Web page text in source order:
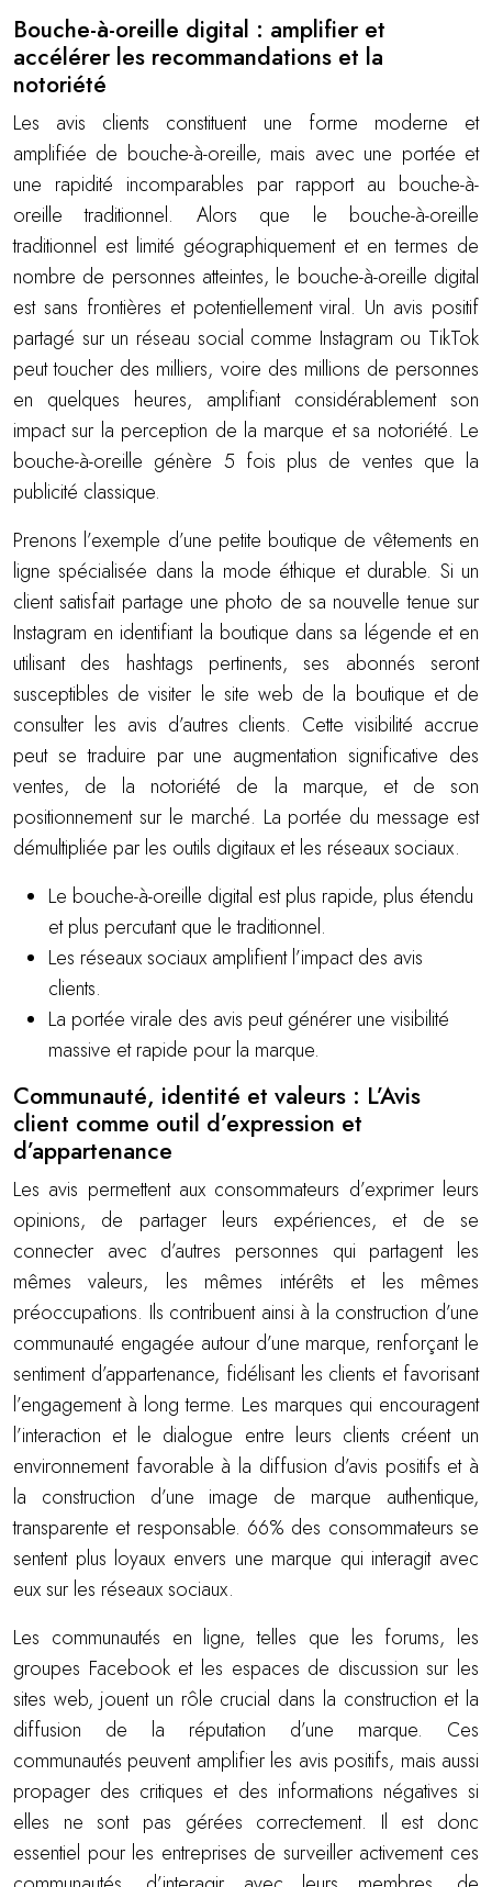
Bouche-à-oreille digital : amplifier et
accélérer les recommandations et la
notoriété
Les avis clients constituent une forme moderne et
amplifiée de bouche-à-oreille, mais avec une portée et
une rapidité incomparables par rapport au bouche-à-
oreille traditionnel. Alors que le bouche-à-oreille
traditionnel est limité géographiquement et en termes de
nombre de personnes atteintes, le bouche-à-oreille digital
est sans frontières et potentiellement viral. Un avis positif
partagé sur un réseau social comme Instagram ou TikTok
peut toucher des milliers, voire des millions de personnes
en quelques heures, amplifiant considérablement son
impact sur la perception de la marque et sa notoriété. Le
bouche-à-oreille génère 5 fois plus de ventes que la
publicité classique.
Prenons l’exemple d’une petite boutique de vêtements en
ligne spécialisée dans la mode éthique et durable. Si un
client satisfait partage une photo de sa nouvelle tenue sur
Instagram en identifiant la boutique dans sa légende et en
utilisant des hashtags pertinents, ses abonnés seront
susceptibles de visiter le site web de la boutique et de
consulter les avis d’autres clients. Cette visibilité accrue
peut se traduire par une augmentation significative des
ventes, de la notoriété de la marque, et de son
positionnement sur le marché. La portée du message est
démultipliée par les outils digitaux et les réseaux sociaux.
Le bouche-à-oreille digital est plus rapide, plus étendu
et plus percutant que le traditionnel.
Les réseaux sociaux amplifient l’impact des avis
clients.
La portée virale des avis peut générer une visibilité
massive et rapide pour la marque.
Communauté, identité et valeurs : L’Avis
client comme outil d’expression et
d’appartenance
Les avis permettent aux consommateurs d’exprimer leurs
opinions, de partager leurs expériences, et de se
connecter avec d’autres personnes qui partagent les
mêmes valeurs, les mêmes intérêts et les mêmes
préoccupations. Ils contribuent ainsi à la construction d’une
communauté engagée autour d’une marque, renforçant le
sentiment d’appartenance, fidélisant les clients et favorisant
l’engagement à long terme. Les marques qui encouragent
l’interaction et le dialogue entre leurs clients créent un
environnement favorable à la diffusion d’avis positifs et à
la construction d’une image de marque authentique,
transparente et responsable. 66% des consommateurs se
sentent plus loyaux envers une marque qui interagit avec
eux sur les réseaux sociaux.
Les communautés en ligne, telles que les forums, les
groupes Facebook et les espaces de discussion sur les
sites web, jouent un rôle crucial dans la construction et la
diffusion de la réputation d’une marque. Ces
communautés peuvent amplifier les avis positifs, mais aussi
propager des critiques et des informations négatives si
elles ne sont pas gérées correctement. Il est donc
essentiel pour les entreprises de surveiller activement ces